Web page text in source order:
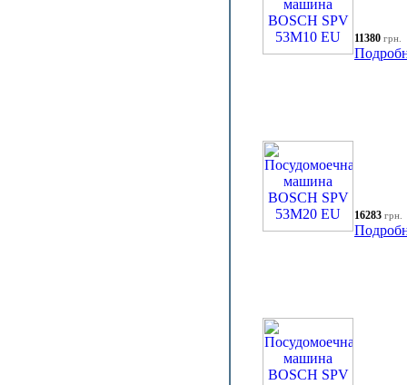
11380 грн.
16283 грн.